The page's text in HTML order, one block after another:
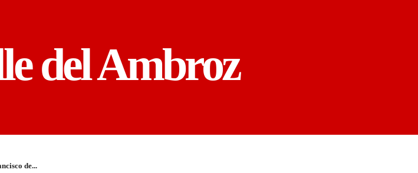
del Ambroz
de...